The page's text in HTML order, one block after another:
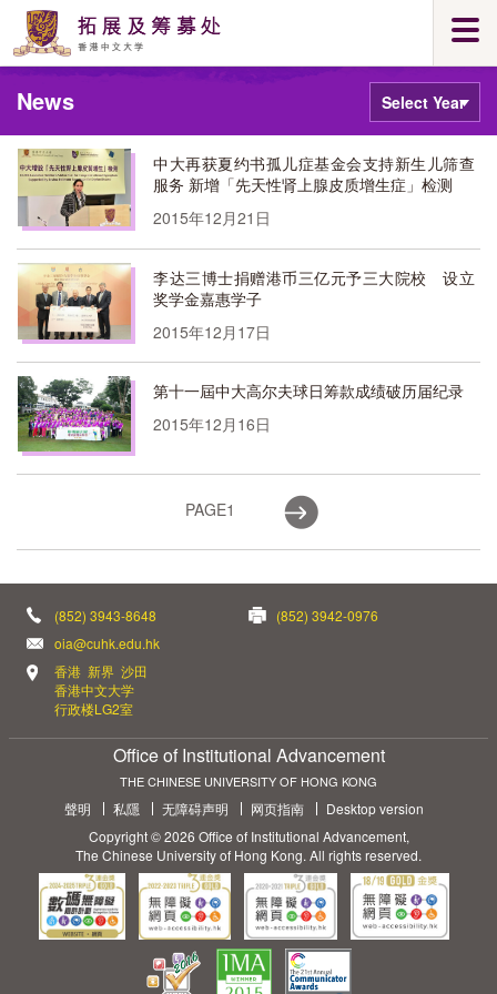
Skip
main
content
News Select Year
中大再获夏约书孤儿症基金会支持新生儿筛查
服务 新增「先天性肾上腺皮质增生症」检测
2015年12月21日
李达三博士捐赠港币三亿元予三大院校 设立
奖学金嘉惠学子
2015年12月17日
第十一屆中大高尔夫球日筹款成绩破历届纪录
2015年12月16日
PAGE1
(852) 3943-8648
(852) 3942-0976
oia@cuhk.edu.hk
香港 新界 沙田
香港中文大学
行政楼LG2室
Office of Institutional Advancement
THE CHINESE UNIVERSITY OF HONG KONG
聲明 私隱 无障碍声明 网页指南
Desktop version
Copyright © 2026 Office of Institutional Advancement,
The Chinese University of Hong Kong. All rights reserved.